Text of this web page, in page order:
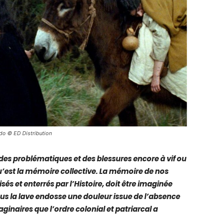
© ED Distribution
problématiques et des blessures encore à vif ou
la mémoire collective. La mémoire de nos
et enterrés par l’Histoire, doit être imaginée
la lave endosse une douleur issue de l’absence
que l’ordre colonial et patriarcal a